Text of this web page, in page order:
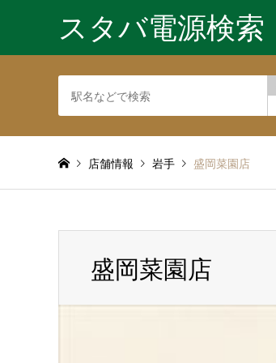
スタバ電源検索
店舗情報 岩手 盛岡菜園店
盛岡菜園店